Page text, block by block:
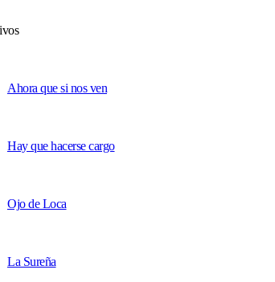
Ahora que si nos ven
Hay que hacerse cargo
Ojo de Loca
La Sureña